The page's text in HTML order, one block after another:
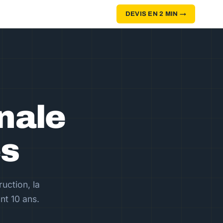
DEVIS EN 2 MIN →
la
10 ans.